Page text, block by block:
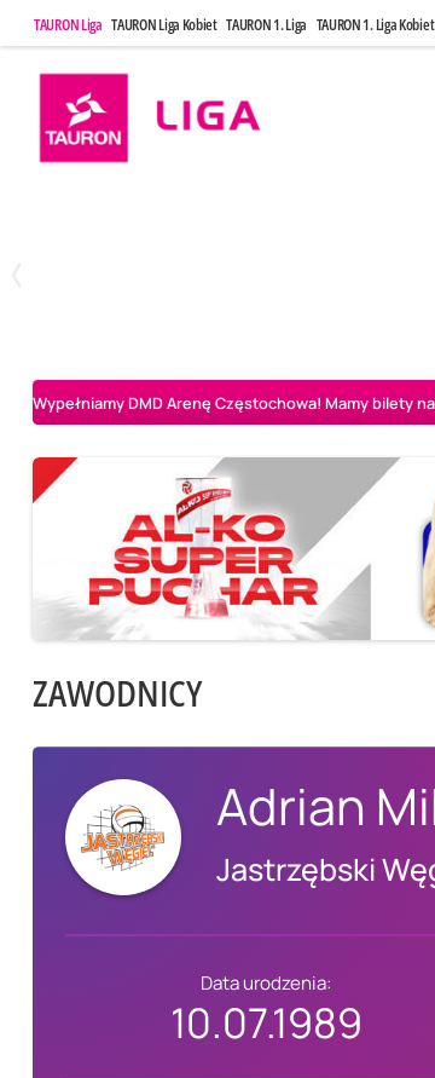
TAURON Liga TAURON Liga Kobiet TAURON 1. Liga TAURON 1. Liga Kobiet
Wypełniamy DMD Arenę Częstochowa! Mamy bilety
ZAWODNICY
Adrian
Jastrzębski
Data urodzenia:
10.07.1989